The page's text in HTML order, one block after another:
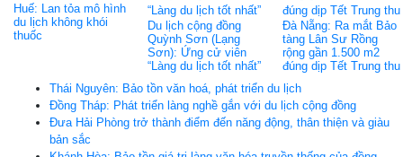
Huế: Lan tỏa mô hình
du lịch không khói
thuốc
Du lịch cộng đồng
Quỳnh Sơn (Lạng
Sơn): Ứng cử viên
“Làng du lịch tốt nhất”
Đà Nẵng: Ra mắt Bảo
tàng Lân Sư Rồng
rộng gần 1.500 m2
đúng dịp Tết Trung thu
Thái Nguyên: Bảo tồn văn hoá, phát triển du lịch
Đồng Tháp: Phát triển làng nghề gắn với du lịch cộng đồng
Đưa Hải Phòng trở thành điểm đến năng động, thân thiện và giàu
bản sắc